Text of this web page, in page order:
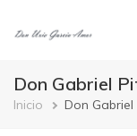
Don Gabriel
Inicio Don